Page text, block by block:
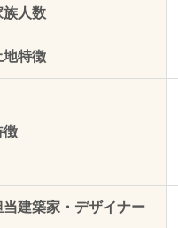
族人数
地特徴
徴
当建築家・デザイナー